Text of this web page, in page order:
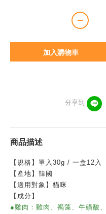
加入購物車
分享到
商品描述
【規格】單入30g / 一盒12入
【產地】韓國
【適用對象】貓咪
【成分】
●雞肉：雞肉、褐藻、牛磺酸